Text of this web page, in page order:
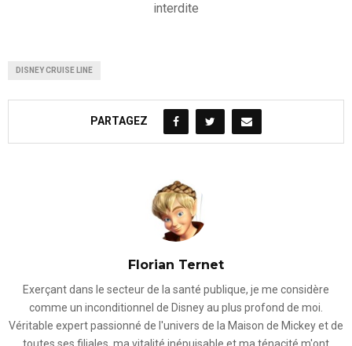
interdite
DISNEY CRUISE LINE
PARTAGEZ
Florian Ternet
Exerçant dans le secteur de la santé publique, je me considère
comme un inconditionnel de Disney au plus profond de moi.
Véritable expert passionné de l'univers de la Maison de Mickey et de